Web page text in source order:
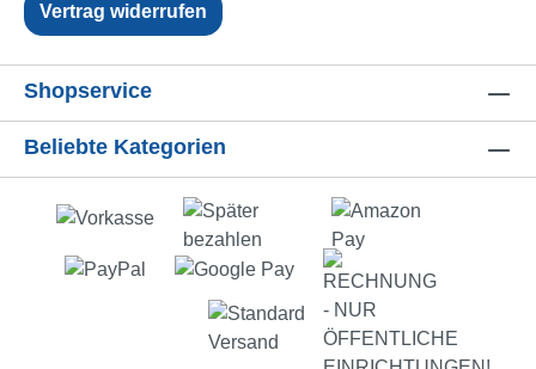
Vertrag widerrufen
Shopservice
Beliebte Kategorien